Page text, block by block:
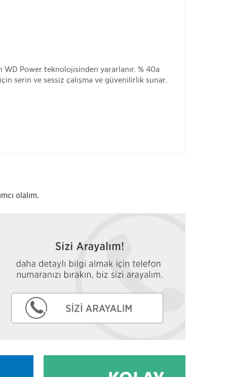
WD Power teknolojisinden yararlanır. % 40a
serin ve sessiz çalışma ve güvenilirlik sunar.
olalım.